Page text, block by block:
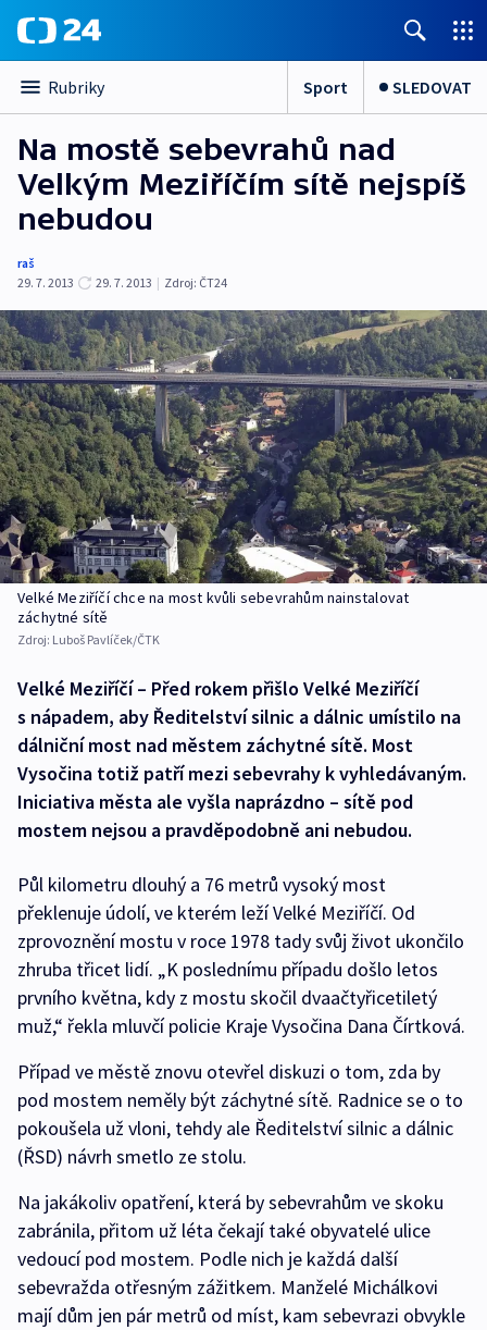
Rubriky Sport SLEDOVAT
Na mostě sebevrahů nad
Velkým Meziříčím sítě nejspíš
nebudou
raš
29. 7. 2013
29. 7. 2013 | Zdroj: ČT24
Velké Meziříčí chce na most kvůli sebevrahům nainstalovat
záchytné sítě
Zdroj: Luboš Pavlíček/ČTK
Velké Meziříčí – Před rokem přišlo Velké Meziříčí
s nápadem, aby Ředitelství silnic a dálnic umístilo na
dálniční most nad městem záchytné sítě. Most
Vysočina totiž patří mezi sebevrahy k vyhledávaným.
Iniciativa města ale vyšla naprázdno – sítě pod
mostem nejsou a pravděpodobně ani nebudou.
Půl kilometru dlouhý a 76 metrů vysoký most
překlenuje údolí, ve kterém leží Velké Meziříčí. Od
zprovoznění mostu v roce 1978 tady svůj život ukončilo
zhruba třicet lidí. „K poslednímu případu došlo letos
prvního května, kdy z mostu skočil dvaačtyřicetiletý
muž,“ řekla mluvčí policie Kraje Vysočina Dana Čírtková.
Případ ve městě znovu otevřel diskuzi o tom, zda by
pod mostem neměly být záchytné sítě. Radnice se o to
pokoušela už vloni, tehdy ale Ředitelství silnic a dálnic
(ŘSD) návrh smetlo ze stolu.
Na jakákoliv opatření, která by sebevrahům ve skoku
zabránila, přitom už léta čekají také obyvatelé ulice
vedoucí pod mostem. Podle nich je každá další
sebevražda otřesným zážitkem. Manželé Michálkovi
mají dům jen pár metrů od míst, kam sebevrazi obvykle